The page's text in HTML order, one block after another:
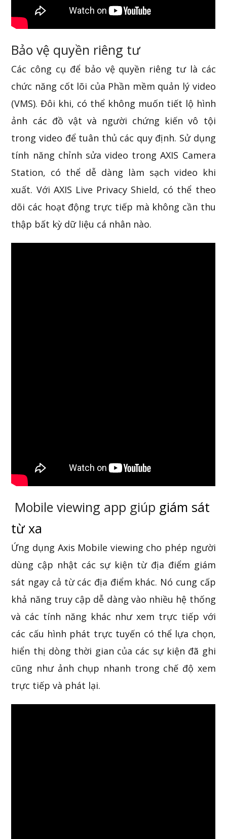
Bảo vệ quyền riêng tư
Các công cụ để bảo vệ quyền riêng tư là các
chức năng cốt lõi của Phần mềm quản lý video
(VMS). Đôi khi, có thể không muốn tiết lộ hình
ảnh các đồ vật và người chứng kiến ​​vô tội
trong video để tuân thủ các quy định. Sử dụng
tính năng chỉnh sửa video trong AXIS Camera
Station, có thể dễ dàng làm sạch video khi
xuất. Với AXIS Live Privacy Shield, có thể theo
dõi các hoạt động trực tiếp mà không cần thu
thập bất kỳ dữ liệu cá nhân nào.
Mobile viewing app giúp giám sát
từ xa
Ứng dụng Axis Mobile viewing cho phép người
dùng cập nhật các sự kiện từ địa điểm giám
sát ngay cả từ các địa điểm khác. Nó cung cấp
khả năng truy cập dễ dàng vào nhiều hệ thống
và các tính năng khác như xem trực tiếp với
các cấu hình phát trực tuyến có thể lựa chọn,
hiển thị dòng thời gian của các sự kiện đã ghi
cũng như ảnh chụp nhanh trong chế độ xem
trực tiếp và phát lại.